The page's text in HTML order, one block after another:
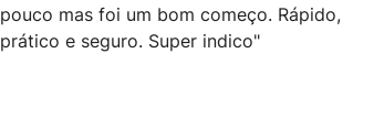
pouco mas foi um bom começo. Rápido,
prático e seguro. Super indico"